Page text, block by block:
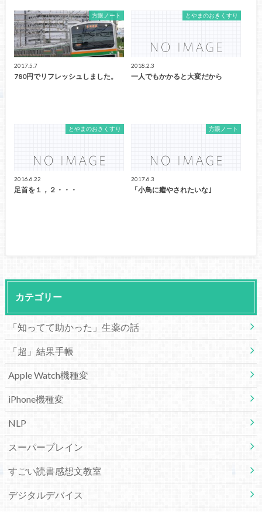
方眼ノート
2017.5.7
780円でリフレッシュしました。
とやまのおきくすり
2018.2.3
一人でもかかると大変だから
とやまのおきくすり
2016.6.22
足首を１，２・・・
方眼ノート
2017.6.3
「小鳥に癒やされたいな｣
カテゴリー
「知ってて助かった」生薬の話
「超」結果手帳
Apple Watch機種変
iPhone機種変
NLP
スーパープレイン
すごい読書感想文教室
デジタルデバイス